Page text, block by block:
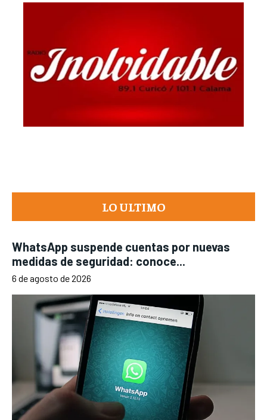
LO ULTIMO
WhatsApp suspende cuentas por nuevas
medidas de seguridad: conoce...
6 de agosto de 2026